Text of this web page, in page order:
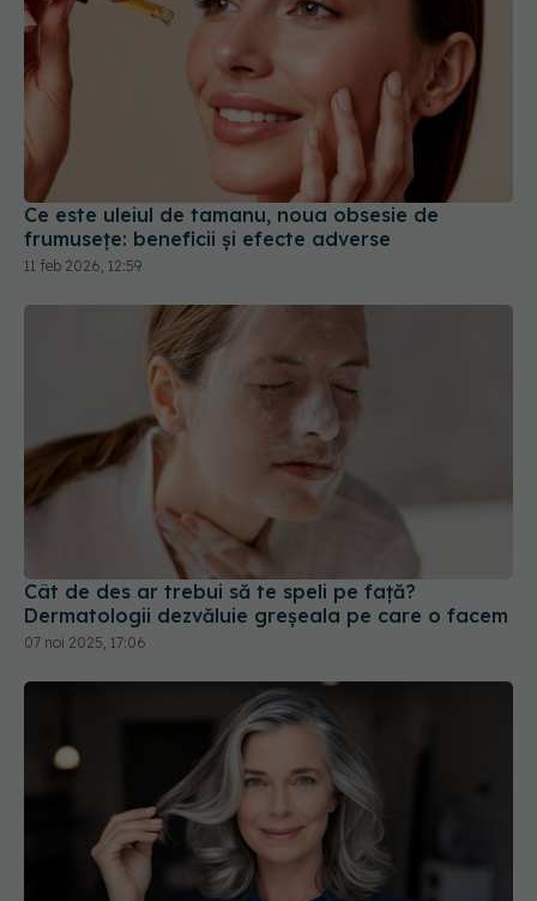
Ce este uleiul de tamanu, noua obsesie de
frumusețe: beneficii și efecte adverse
11 feb 2026, 12:59
Cât de des ar trebui să te speli pe față?
Dermatologii dezvăluie greșeala pe care o facem
07 noi 2025, 17:06